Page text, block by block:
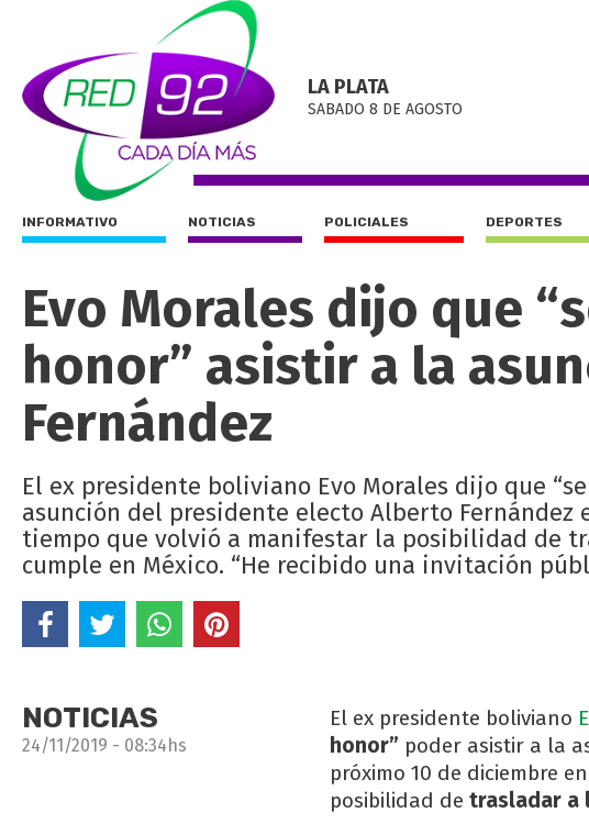
LA PLATA
SABADO 8 DE AGOSTO
INFORMATIVO NOTICIAS POLICIALES DEPORTES
Evo Morales dijo que
honor” asistir a la
Fernández
El ex presidente boliviano Evo Morales dijo que
asunción del presidente electo Alberto Fernández
tiempo que volvió a manifestar la posibilidad de
cumple en México. “He recibido una invitación
NOTICIAS
24/11/2019 - 08:34hs
El ex presidente boliviano
honor” poder asistir a la
próximo 10 de diciembre
posibilidad de trasladar a